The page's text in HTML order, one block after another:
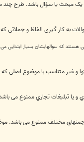
یک مبحث یا سؤال باشد. طرح
به کار گیری الفاظ و
که سوالهایشان بسیار ابتدایی
و غیر متناسب با موضوع
و يا تبليغات تجاري ممنوع می
ممنوع می باشد. موضوعات باید طبق قانون